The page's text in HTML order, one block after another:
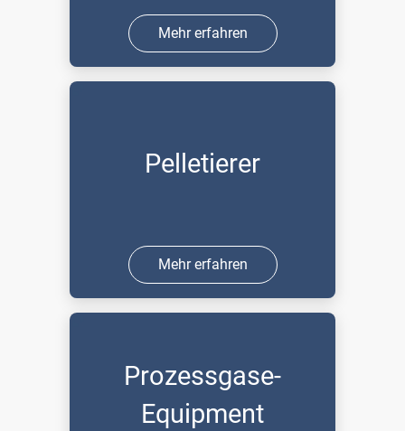
Mehr erfahren
Pelletierer
Mehr erfahren
Prozessgase-
Equipment